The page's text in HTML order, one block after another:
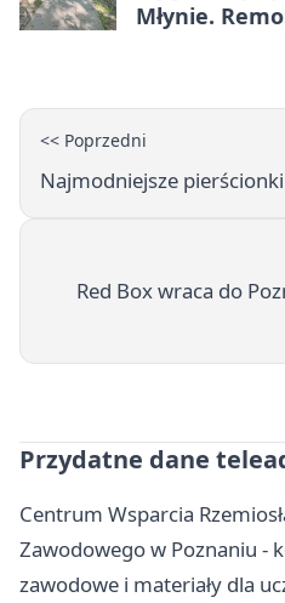
Młynie.
<< Poprzedni
Najmodniejsze
Red Box wraca do
Przydatne dane
Centrum Wsparcia
Zawodowego w Poznaniu -
zawodowe i materiały dla